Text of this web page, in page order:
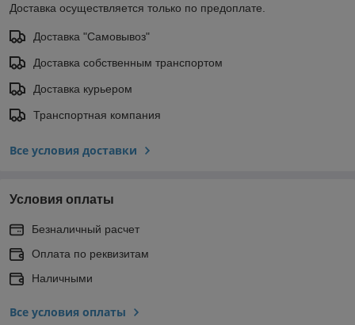
Доставка осуществляется только по предоплате.
Доставка "Самовывоз"
Доставка собственным транспортом
Доставка курьером
Транспортная компания
Все условия доставки
Условия оплаты
Безналичный расчет
Оплата по реквизитам
Наличными
Все условия оплаты